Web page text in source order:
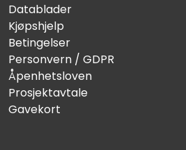
Datablader
Kjøpshjelp
Betingelser
Personvern / GDPR
Åpenhetsloven
Prosjektavtale
Gavekort